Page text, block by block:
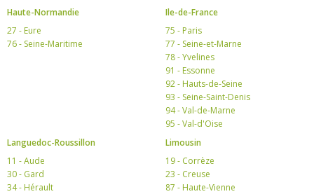
Haute-Normandie
27 - Eure
76 - Seine-Maritime
Ile-de-France
75 - Paris
77 - Seine-et-Marne
78 - Yvelines
91 - Essonne
92 - Hauts-de-Seine
93 - Seine-Saint-Denis
94 - Val-de-Marne
95 - Val-d'Oise
Languedoc-Roussillon
11 - Aude
30 - Gard
34 - Hérault
Limousin
19 - Corrèze
23 - Creuse
87 - Haute-Vienne